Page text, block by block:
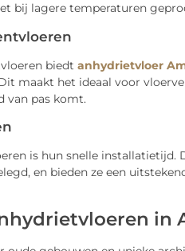
bij lagere temperaturen
biedt anhydrietvloer
maakt het ideaal voor
van pas komt.
is hun snelle installatietijd.
en bieden ze een
in